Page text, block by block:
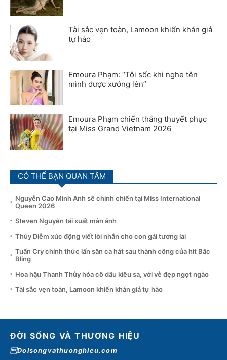
Tài sắc vẹn toàn, Lamoon khiến khán giả
tự hào
Emoura Phạm: “Tôi sốc khi nghe tên
mình được xướng lên”
Emoura Phạm chiến thắng thuyết phục
tại Miss Grand Vietnam 2026
CÓ THỂ BẠN QUAN TÂM
Nguyễn Cao Minh Anh sẽ chinh chiến tại Miss International
Queen 2026
Steven Nguyễn tái xuất màn ảnh
Thúy Diễm xúc động viết lời nhắn cho con gái tương lai
Tuấn Cry chính thức lấn sân ca hát sau thành công của hit Bắc
Bling
Hoa hậu Thanh Thủy hóa cô dâu kiêu sa, với vẻ đẹp ngọt ngào
Tài sắc vẹn toàn, Lamoon khiến khán giả tự hào
ĐỜI SỐNG VÀ THƯƠNG HIỆU
Doisongvathuonghieu.com